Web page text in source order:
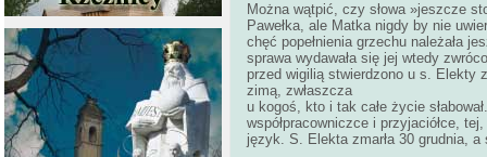
Można wątpić, czy słowa »jeszcze
Pawełka, ale Matka nigdy by nie
chęć popełnienia grzechu należała
sprawa wydawała się jej wtedy
przed wigilią stwierdzono u s. Elekty
zimą, zwłaszcza
u kogoś, kto i tak całe życie
współpracowniczce i przyjaciółce,
język. S. Elekta zmarła 30 grudnia,